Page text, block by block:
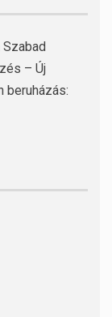
– Új
beruházás: